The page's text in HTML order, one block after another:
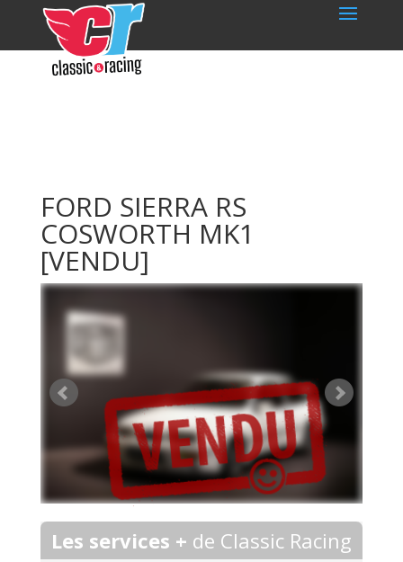
FORD SIERRA RS
COSWORTH MK1
[VENDU]
Les services + de Classic Racing